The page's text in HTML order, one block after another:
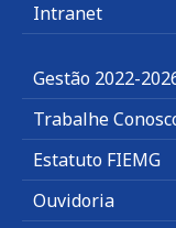
Intranet
Gestão 2022-
Trabalhe
Estatuto FIEMG
Ouvidoria